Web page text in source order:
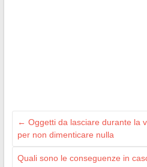
← Oggetti da lasciare durante la
per non dimenticare nulla
Quali sono le conseguenze in